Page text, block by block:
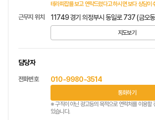
테라피잡를 보고 연락드렸다고 하시면 보다 상담이
근무지 위치 11749 경기 의정부시 동일로 737 (금오
지도보기
담당자
전화번호 010-9980-3514
통화하기
※ 구직이 아닌 광고등의 목적으로 연락처를 이용할
있습니다.